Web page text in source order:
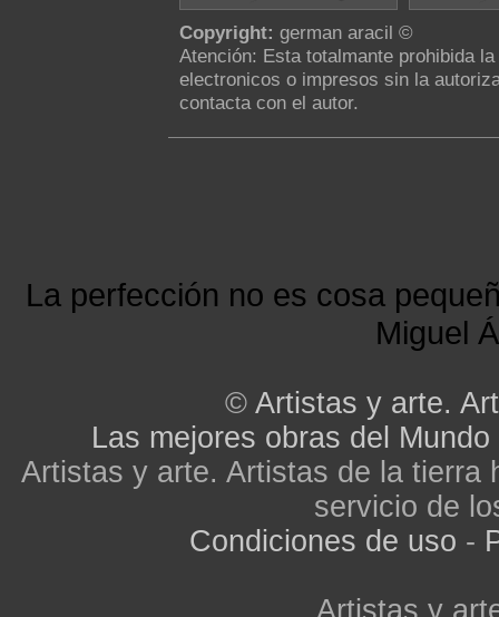
Copyright: german aracil ©
Atención: Esta totalmante prohibida
electronicos o impresos sin la
contacta con el autor.
La perfección no es cosa
Miguel
© Artistas y arte.
Las mejores obras del Mundo
Artistas y arte. Artistas de la tierra
servicio de
Condiciones de uso -
Artistas y